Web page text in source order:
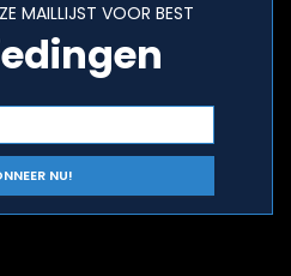
MAILLIJST VOOR BEST